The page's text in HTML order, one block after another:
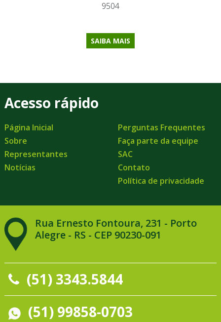
9504
SAIBA MAIS
Acesso rápido
Página Inicial
Sobre
Representantes
Notícias
Perguntas Frequentes
Faça parte da equipe
SAC
Contato
Política de privacidade
Rua Ernesto Fontoura, 231 - Porto
Alegre - RS - CEP 90230-091
(51) 3343.5844
(51) 99858-0703